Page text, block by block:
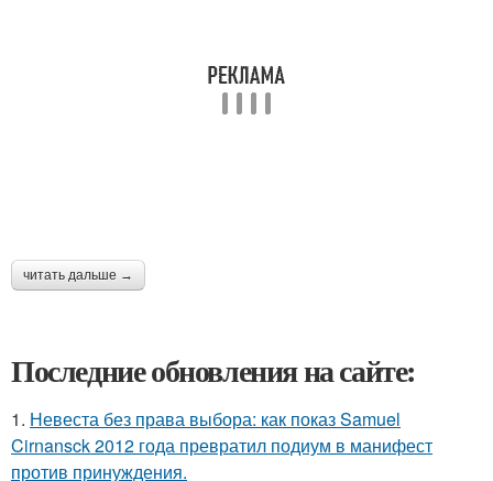
читать дальше →
Последние обновления на сайте:
1. Невеста без права выбора: как показ Samuel
Cirnansck 2012 года превратил подиум в манифест
против принуждения.